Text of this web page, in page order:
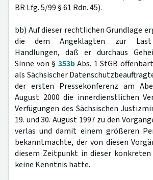
BR Lfg. 5/99 § 61 Rdn. 45).
bb) Auf dieser rechtlichen Grundlage
die dem Angeklagten zur
Handlungen, daß er durchaus
Sinne von § 353bAbs. 1 StGB
als Sächsischer
der ersten Pressekonferenz am
August 2000 die innerdienstlichen
Verfügungen des Sächsischen
19. und 30. August 1997 zu den
verlas und damit einem größeren
bekanntmachte, der von diesen
diesem Zeitpunkt in dieser
keine Kenntnis hatte.